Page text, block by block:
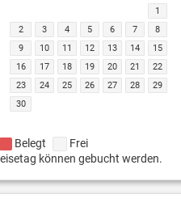
1
2
3 4 5 6 7
8
9
10 11 12 13 14
15
16
17 18 19 20 21
22
23
24 25 26 27 28
29
30
Belegt
Frei
können gebucht werden.